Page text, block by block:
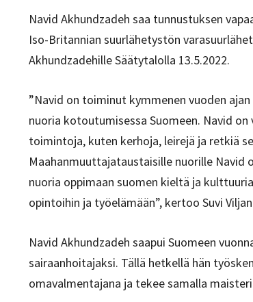
Navid Akhundzadeh saa tunnustuksen
Iso-Britannian suurlähetystön
Akhundzadehille Säätytalolla 13.5.2022.
”Navid on toiminut kymmenen vuoden
nuoria kotoutumisessa Suomeen. Navid
toimintoja, kuten kerhoja, leirejä ja retkiä
Maahanmuuttajataustaisille nuorille Navid
nuoria oppimaan suomen kieltä ja
opintoihin ja työelämään”, kertoo Suvi
Navid Akhundzadeh saapui Suomeen
sairaanhoitajaksi. Tällä hetkellä hän
omavalmentajana ja tekee samalla